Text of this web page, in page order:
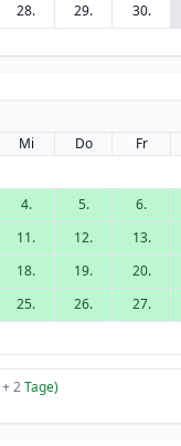
28. 29. 30.
Mi Do Fr
4. 5. 6.
11. 12. 13.
18. 19. 20.
25. 26. 27.
+ 2Tage)